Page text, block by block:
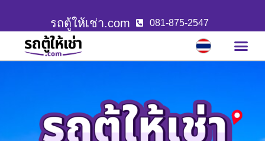
รถตู้ให้เช่า.com 081-875-2547